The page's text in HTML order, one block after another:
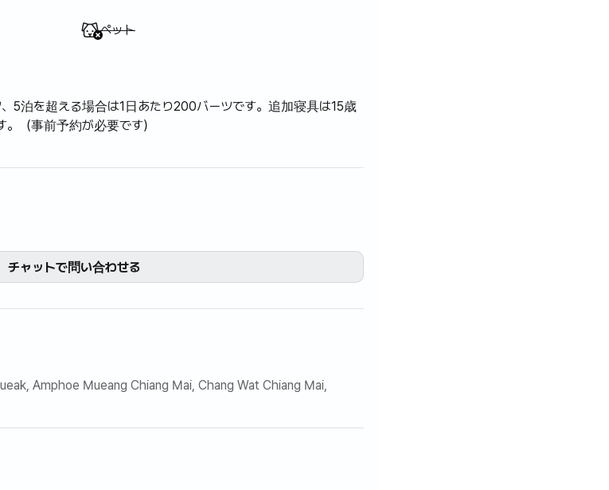
利用不可
ペット
5泊を超える場合は1日あたり200バーツです。追加寝具は15歳
（事前予約が必要です）
チャットで問い合わせる
Amphoe Mueang Chiang Mai, Chang Wat Chiang Mai,